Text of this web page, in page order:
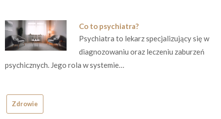
Co to psychiatra?
Psychiatra to lekarz specjalizujący się w
diagnozowaniu oraz leczeniu zaburzeń
psychicznych. Jego rola w systemie…
Zdrowie